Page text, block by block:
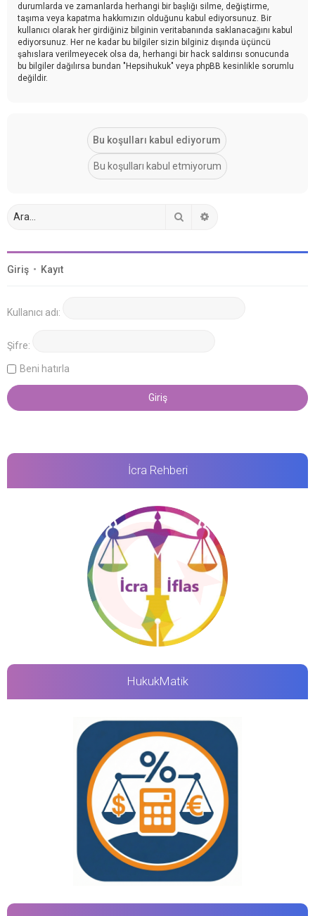
durumlarda ve zamanlarda herhangi bir başlığı silme, değiştirme,
taşıma veya kapatma hakkımızın olduğunu kabul ediyorsunuz. Bir
kullanıcı olarak her girdiğiniz bilginin veritabanında saklanacağını kabul
ediyorsunuz. Her ne kadar bu bilgiler sizin bilginiz dışında üçüncü
şahıslara verilmeyecek olsa da, herhangi bir hack saldırısı sonucunda
bu bilgiler dağılırsa bundan "Hepsihukuk" veya phpBB kesinlikle sorumlu
değildir.
Giriş • Kayıt
Kullanıcı adı:
Şifre:
Beni hatırla
İcra Rehberi
HukukMatik